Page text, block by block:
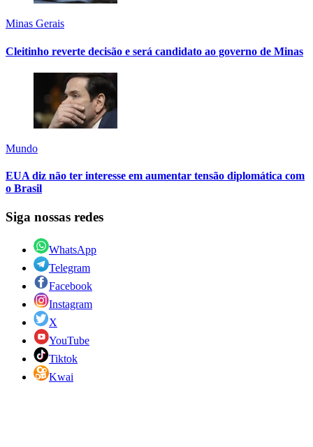
Minas Gerais
Cleitinho reverte decisão e será candidato ao governo de Minas
Mundo
EUA diz não ter interesse em aumentar tensão diplomática com
o Brasil
Siga nossas redes
WhatsApp
Telegram
Facebook
Instagram
X
YouTube
Tiktok
Kwai